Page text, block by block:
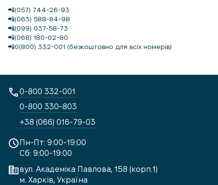
📲(057) 744-26-93
📲(063) 588-84-98
📲(099) 037-58-73
📲(068) 180-02-80
📲0(800) 332-001 (безкоштовно для всіх номерів)
Пн-Пт: 9:00-19:00
Сб: 9:00-19:00
вул. Академіка Павлова, 158 (корп.1)
м. Харків, Україна
0-800 332-001
0-800 330-803
+38 (066) 016-79-03